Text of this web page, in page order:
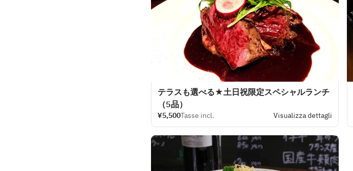
テラスも選べる★土日祝限定スペシャルランチ
（5品）
¥5,500Tasse incl. Visualizza dettagli